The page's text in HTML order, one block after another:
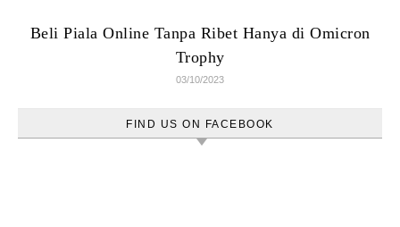
Beli Piala Online Tanpa Ribet Hanya di Omicron
Trophy
03/10/2023
FIND US ON FACEBOOK